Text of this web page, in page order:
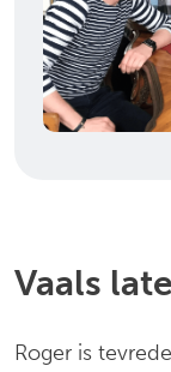
Vaals
Roger is